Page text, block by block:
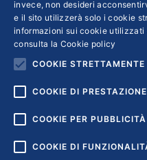
invece, non desideri
e il sito utilizzerà solo i cookie
informazioni sui cookie utilizzati
consulta la Cookie policy
COOKIE
COOKIE DI PRESTAZIONE
COOKIE PER
COOKIE DI